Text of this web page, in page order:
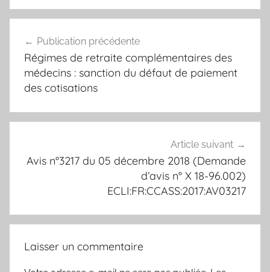
de
l’article
Publication précédente
Régimes de retraite complémentaires des
médecins : sanction du défaut de paiement
des cotisations
Article suivant
Avis n°3217 du 05 décembre 2018 (Demande
d’avis n° X 18-96.002)
ECLI:FR:CCASS:2017:AV03217
Laisser un commentaire